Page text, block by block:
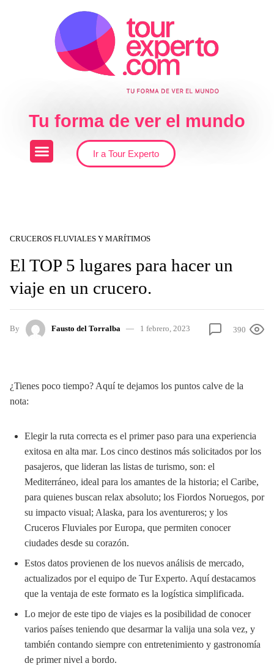
Tu forma de ver el mundo
Ir a Tour Experto
CRUCEROS FLUVIALES Y MARÍTIMOS
El TOP 5 lugares para hacer un
viaje en un crucero.
By Fausto del Torralba 1 febrero, 2023 390
¿Tienes poco tiempo? Aquí te dejamos los puntos calve de la
nota:
Elegir la ruta correcta es el primer paso para una experiencia
exitosa en alta mar. Los cinco destinos más solicitados por los
pasajeros, que lideran las listas de turismo, son: el
Mediterráneo, ideal para los amantes de la historia; el Caribe,
para quienes buscan relax absoluto; los Fiordos Noruegos, por
su impacto visual; Alaska, para los aventureros; y los
Cruceros Fluviales por Europa, que permiten conocer
ciudades desde su corazón.
Estos datos provienen de los nuevos análisis de mercado,
actualizados por el equipo de Tur Experto. Aquí destacamos
que la ventaja de este formato es la logística simplificada.
Lo mejor de este tipo de viajes es la posibilidad de conocer
varios países teniendo que desarmar la valija una sola vez, y
también contando siempre con entretenimiento y gastronomía
de primer nivel a bordo.